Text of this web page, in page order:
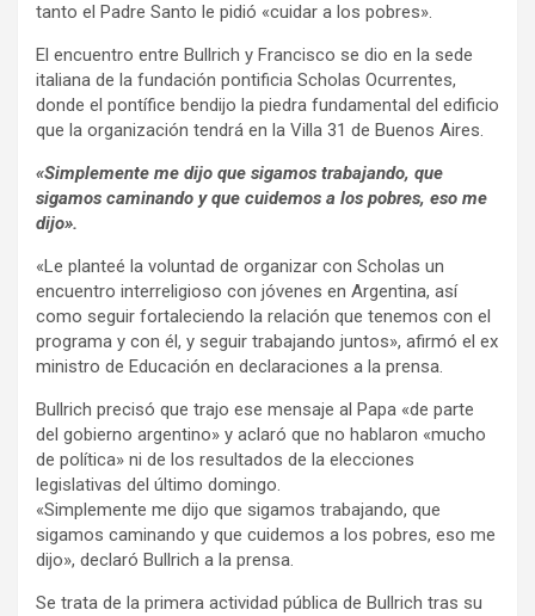
tanto el Padre Santo le pidió «cuidar a los pobres».
El encuentro entre Bullrich y Francisco se dio en la sede
italiana de la fundación pontificia Scholas Ocurrentes,
donde el pontífice bendijo la piedra fundamental del edificio
que la organización tendrá en la Villa 31 de Buenos Aires.
«Simplemente me dijo que sigamos trabajando, que
sigamos caminando y que cuidemos a los pobres, eso me
dijo».
«Le planteé la voluntad de organizar con Scholas un
encuentro interreligioso con jóvenes en Argentina, así
como seguir fortaleciendo la relación que tenemos con el
programa y con él, y seguir trabajando juntos», afirmó el ex
ministro de Educación en declaraciones a la prensa.
Bullrich precisó que trajo ese mensaje al Papa «de parte
del gobierno argentino» y aclaró que no hablaron «mucho
de política» ni de los resultados de la elecciones
legislativas del último domingo.
«Simplemente me dijo que sigamos trabajando, que
sigamos caminando y que cuidemos a los pobres, eso me
dijo», declaró Bullrich a la prensa.
Se trata de la primera actividad pública de Bullrich tras su